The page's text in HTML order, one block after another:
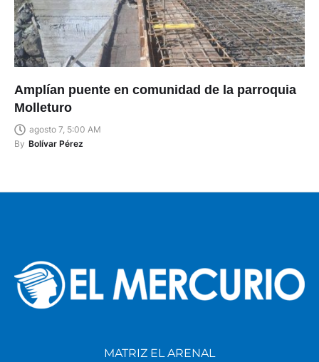
Amplían puente en comunidad de la parroquia
Molleturo
agosto 7, 5:00 AM
By Bolívar Pérez
MATRIZ EL ARENAL